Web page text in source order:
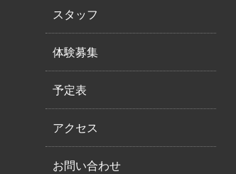
スタッフ
体験募集
予定表
アクセス
お問い合わせ